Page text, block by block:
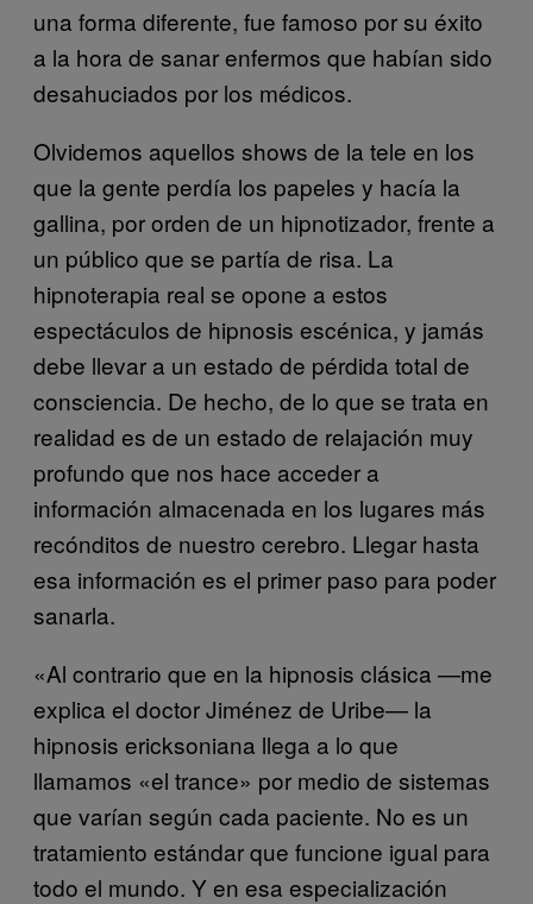
una forma diferente, fue famoso por su éxito
a la hora de sanar enfermos que habían sido
desahuciados por los médicos.
Olvidemos aquellos shows de la tele en los
que la gente perdía los papeles y hacía la
gallina, por orden de un hipnotizador, frente a
un público que se partía de risa. La
hipnoterapia real se opone a estos
espectáculos de hipnosis escénica, y jamás
debe llevar a un estado de pérdida total de
consciencia. De hecho, de lo que se trata en
realidad es de un estado de relajación muy
profundo que nos hace acceder a
información almacenada en los lugares más
recónditos de nuestro cerebro. Llegar hasta
esa información es el primer paso para poder
sanarla.
«Al contrario que en la hipnosis clásica —me
explica el doctor Jiménez de Uribe— la
hipnosis ericksoniana llega a lo que
llamamos «el trance» por medio de sistemas
que varían según cada paciente. No es un
tratamiento estándar que funcione igual para
todo el mundo. Y en esa especialización